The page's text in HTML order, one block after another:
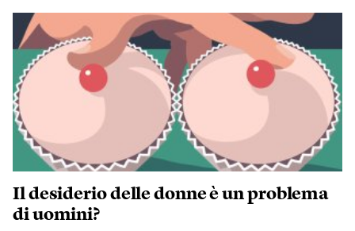
Il desiderio delle donne è un problema
di uomini?